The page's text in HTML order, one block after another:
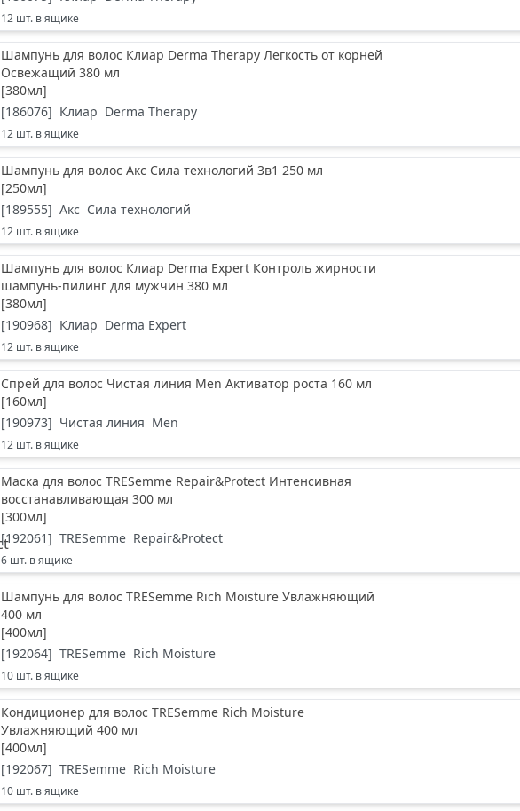
12 шт. в ящике
Шампунь для волос Клиар Derma Therapy Легкость от корней
Освежащий 380 мл
[380мл]
[186076] Клиар Derma Therapy
12 шт. в ящике
Шампунь для волос Акс Сила технологий 3в1 250 мл
[250мл]
[189555] Акс Сила технологий
12 шт. в ящике
Шампунь для волос Клиар Derma Expert Контроль жирности
шампунь-пилинг для мужчин 380 мл
[380мл]
[190968] Клиар Derma Expert
12 шт. в ящике
Спрей для волос Чистая линия Men Активатор роста 160 мл
[160мл]
[190973] Чистая линия Men
12 шт. в ящике
Маска для волос TRESemme Repair&Protect Интенсивная
восстанавливающая 300 мл
[300мл]
[192061] TRESemme Repair&Protect
6 шт. в ящике
Шампунь для волос TRESemme Rich Moisture Увлажняющий
400 мл
[400мл]
[192064] TRESemme Rich Moisture
10 шт. в ящике
Кондиционер для волос TRESemme Rich Moisture
Увлажняющий 400 мл
[400мл]
[192067] TRESemme Rich Moisture
10 шт. в ящике